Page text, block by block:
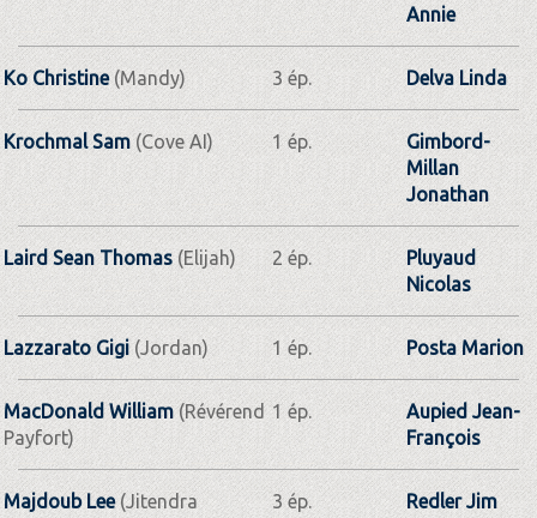
Annie
Ko Christine(Mandy) 3 ép. Delva Linda
Krochmal Sam(Cove AI) 1 ép.
Gimbord-
Millan
Jonathan
Laird Sean Thomas (Elijah) 2 ép.
Pluyaud
Nicolas
Lazzarato Gigi(Jordan) 1 ép. Posta Marion
MacDonald William(Révérend
Payfort)
1 ép.
Aupied Jean-
François
Majdoub Lee(Jitendra
3 ép. Redler Jim